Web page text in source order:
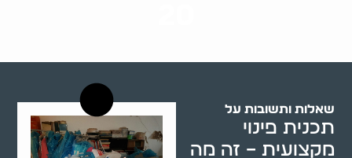
שאלות ותשובות על
תכנית פינוי
מקצועית – זה מה